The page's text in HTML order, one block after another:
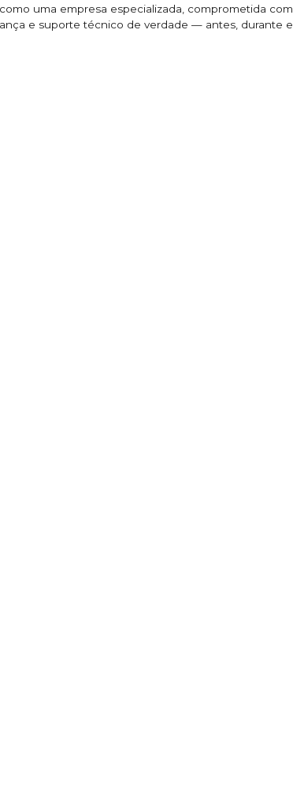
uma empresa especializada, comprometida com
e suporte técnico de verdade — antes, durante e